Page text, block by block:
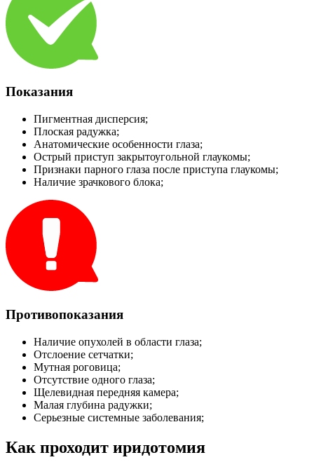
Показания
Пигментная дисперсия;
Плоская радужка;
Анатомические особенности глаза;
Острый приступ закрытоугольной глаукомы;
Признаки парного глаза после приступа глаукомы;
Наличие зрачкового блока;
Противопоказания
Наличие опухолей в области глаза;
Отслоение сетчатки;
Мутная роговица;
Отсутствие одного глаза;
Щелевидная передняя камера;
Малая глубина радужки;
Серьезные системные заболевания;
Как проходит иридотомия